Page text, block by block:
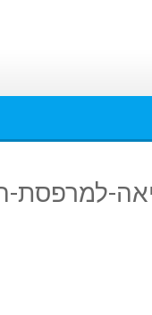
השמש